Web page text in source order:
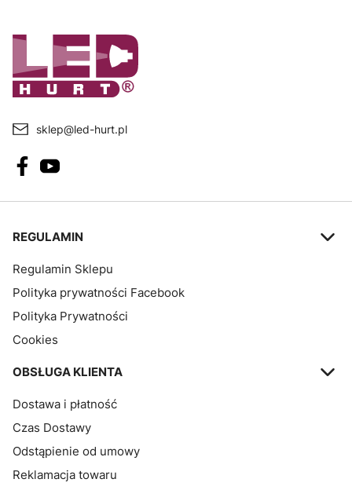
sklep@led-hurt.pl
Linki w stopce
REGULAMIN
Regulamin Sklepu
Polityka prywatności Facebook
Polityka Prywatności
Cookies
OBSŁUGA KLIENTA
Dostawa i płatność
Czas Dostawy
Odstąpienie od umowy
Reklamacja towaru